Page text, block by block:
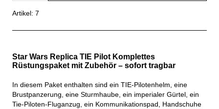
Artikel: 7
Star Wars Replica TIE Pilot Komplettes
Rüstungspaket mit Zubehör – sofort tragbar
In diesem Paket enthalten sind ein TIE-Pilotenhelm, eine
Brustpanzerung, eine Sturmhaube, ein imperialer Gürtel, ein
Tie-Piloten-Fluganzug, ein Kommunikationspad, Handschuhe